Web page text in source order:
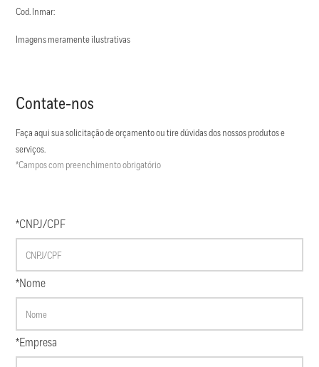
Cod. Inmar:
Imagens meramente ilustrativas
Contate-nos
Faça aqui sua solicitação de orçamento ou tire dúvidas dos nossos produtos e
serviços.
*Campos com preenchimento obrigatório
*CNPJ/CPF
*Nome
*Empresa